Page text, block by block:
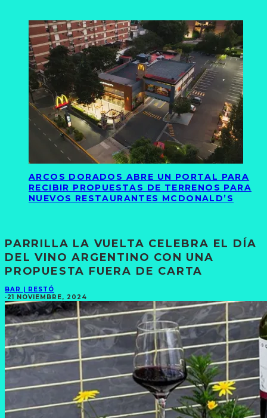
ARCOS DORADOS ABRE UN PORTAL PARA
RECIBIR PROPUESTAS DE TERRENOS PARA
NUEVOS RESTAURANTES MCDONALD’S
PARRILLA LA VUELTA CELEBRA EL DÍA
DEL VINO ARGENTINO CON UNA
PROPUESTA FUERA DE CARTA
BAR | RESTÓ
·21 NOVIEMBRE, 2024